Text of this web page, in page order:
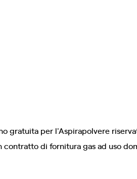
gratuita per l'Aspirapolvere
di fornitura gas ad uso